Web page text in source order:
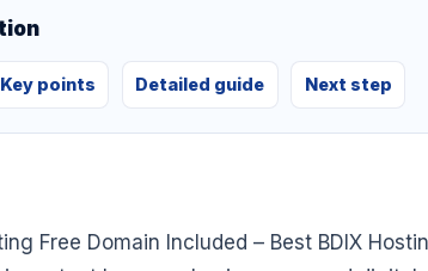
Key points Detailed guide Next step
Free Domain Included – Best BDIX